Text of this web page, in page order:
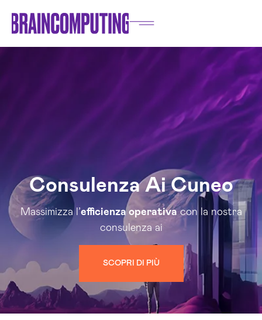
Consulenza Ai Cuneo
Massimizza l’efficienza operativacon la nostra
consulenza ai
SCOPRI DI PIÙ